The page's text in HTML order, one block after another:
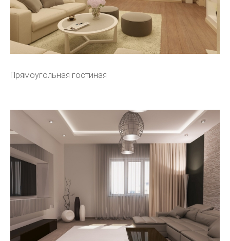
Прямоугольная гостиная